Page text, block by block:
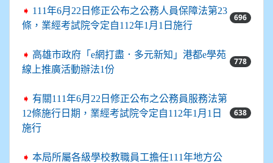
➧ 111年6月22日修正公布之公務人員保障法第23
條，業經考試院令定自112年1月1日施行
696
➧ 高雄市政府「e網打盡．多元新知」港都e學苑
線上推廣活動辦法1份
778
➧ 有關111年6月22日修正公布之公務員服務法第
12條施行日期，業經考試院令定自112年1月1日
施行
638
➧ 本局所屬各級學校教職員工擔任111年地方公